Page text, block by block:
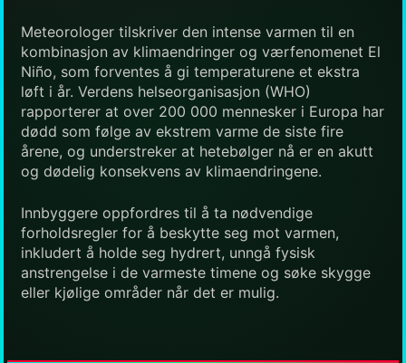
Meteorologer tilskriver den intense varmen til en
kombinasjon av klimaendringer og værfenomenet El
Niño, som forventes å gi temperaturene et ekstra
løft i år. Verdens helseorganisasjon (WHO)
rapporterer at over 200 000 mennesker i Europa har
dødd som følge av ekstrem varme de siste fire
årene, og understreker at hetebølger nå er en akutt
og dødelig konsekvens av klimaendringene.
Innbyggere oppfordres til å ta nødvendige
forholdsregler for å beskytte seg mot varmen,
inkludert å holde seg hydrert, unngå fysisk
anstrengelse i de varmeste timene og søke skygge
eller kjølige områder når det er mulig.